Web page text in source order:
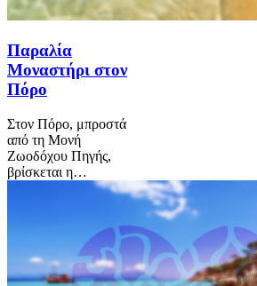
Παραλία
Μοναστήρι στον
Πόρο
Στον Πόρο, μπροστά
από τη Μονή
Ζωοδόχου Πηγής,
βρίσκεται η…